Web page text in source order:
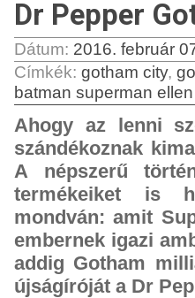
Dr Pepper
Dátum: 2016. február
Címkék: gotham city,
batman superman
Ahogy az lenni
szándékoznak
A népszerű
termékeiket is
mondván: amit
embernek igazi
addig Gotham
újságíróját a Dr